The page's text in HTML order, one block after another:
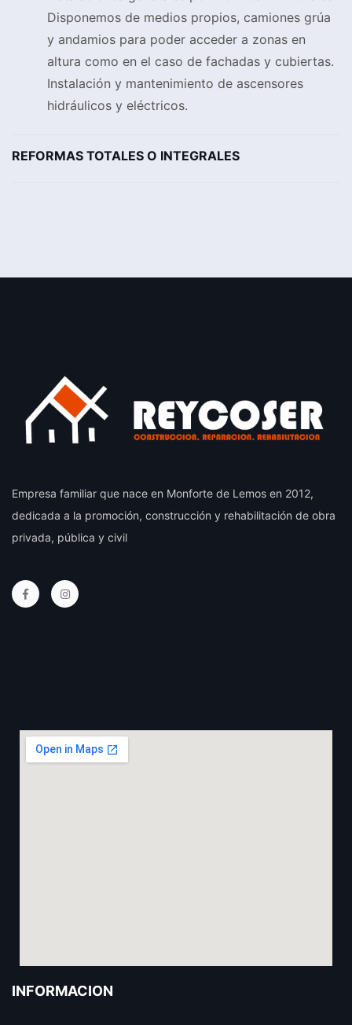
Disponemos de medios propios, camiones grúa
y andamios para poder acceder a zonas en
altura como en el caso de fachadas y cubiertas.
Instalación y mantenimiento de ascensores
hidráulicos y eléctricos.
REFORMAS TOTALES O INTEGRALES
Empresa familiar que nace en Monforte de Lemos en 2012,
dedicada a la promoción, construcción y rehabilitación de obra
privada, pública y civil
INFORMACIÓN